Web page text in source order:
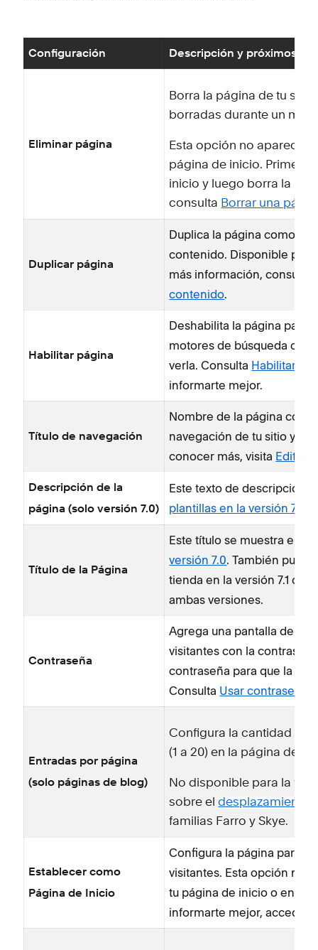
Configuración Descripción y próximos
Eliminar página
Borra la página de tu
borradas durante un
Esta opción no
página de inicio. Primero
inicio y luego borra la
consulta Borrar una
Duplicar página
Duplica la página como
contenido. Disponible
más información, consulta
contenido.
Habilitar página
Deshabilita la página para
motores de búsqueda o
verla. Consulta Habilitar y
informarte mejor.
Título de navegación
Nombre de la página
navegación de tu sitio y
conocer más, visita Editar
Descripción de la
página (solo versión 7.0)
Este texto de descripción
plantillas en la versión 7.0
Título de la Página
Este título se muestra en
versión 7.0. También
tienda en la versión 7.1 o
ambas versiones.
Contraseña
Agrega una pantalla de
visitantes con la
contraseña para que la
Consulta Usar
Entradas por página
(solo páginas de blog)
Configura la cantidad de
(1 a 20) en la página de
No disponible para la
sobre eldesplazamiento
familias Farro y Skye.
Establecer como
Página de Inicio
Configura la página para
visitantes. Esta opción no
tu página de inicio o en las
informarte mejor, accede a